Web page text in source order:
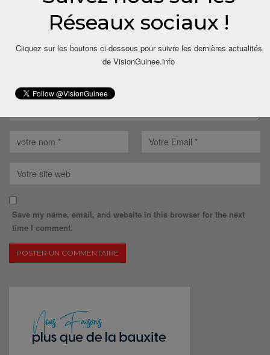
Save my name, email, and website in this browser for the next
time I comment.
Réseaux sociaux !
Cliquez sur les boutons ci-dessous pour suivre les dernières actualités
de VisionGuinee.info